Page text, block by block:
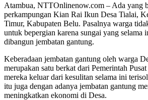
Atambua, NTTOnlinenow.com – Ada yang
perkampungan Kian Rai Ikun Desa Tialai,
Timur, Kabupaten Belu. Pasalnya warga
untuk bepergian karena sungai yang selama
dibangun jembatan gantung.
Keberadaan jembatan gantung oleh warga
merupakan satu berkat dari Pemerintah
mereka keluar dari kesulitan selama ini
itu juga dengan adanya jembatan gantung
meningkatkan ekonomi di Desa.